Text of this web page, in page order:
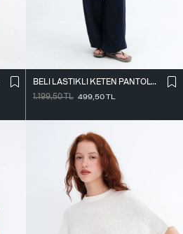
BELI LASTIKLI KETEN PANTOLON PN18273
1.199,50TL 499,50TL